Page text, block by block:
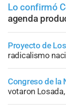
Lo confirmó
agenda
Proyecto de
radicalismo
Congreso de la
votaron